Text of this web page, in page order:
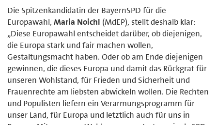
Die Spitzenkandidatin der BayernSPD für die
Europawahl, Maria Noichl (MdEP), stellt deshalb klar:
„Diese Europawahl entscheidet darüber, ob diejenigen,
die Europa stark und fair machen wollen,
Gestaltungsmacht haben. Oder ob am Ende diejenigen
gewinnen, die dieses Europa und damit das Rückgrat für
unseren Wohlstand, für Frieden und Sicherheit und
Frauenrechte am liebsten abwickeln wollen. Die Rechten
und Populisten liefern ein Verarmungsprogramm für
unser Land, für Europa und letztlich auch für uns in